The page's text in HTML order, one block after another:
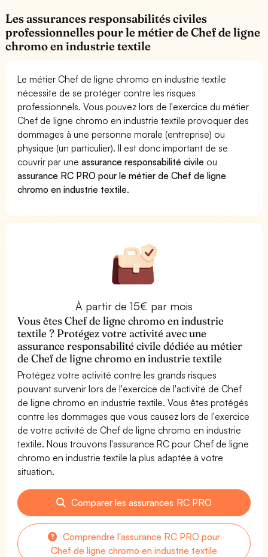
Les assurances responsabilités civiles
professionnelles pour le métier de Chef de ligne
chromo en industrie textile
Le métier Chef de ligne chromo en industrie textile
nécessite de se protéger contre les risques
professionnels. Vous pouvez lors de l'exercice du métier
Chef de ligne chromo en industrie textile provoquer des
dommages à une personne morale (entreprise) ou
physique (un particulier). Il est donc important de se
couvrir par uneassurance responsabilité civile ou
assurance RC PRO pour le métier de Chef de ligne
chromo en industrie textile.
À partir de 15€ par mois
Vous êtes Chef de ligne chromo en industrie
textile ? Protégez votre activité avec une
assurance responsabilité civile dédiée au métier
de Chef de ligne chromo en industrie textile
Protégez votre activité contre les grands risques
pouvant survenir lors de l'exercice de l'activité de Chef
de ligne chromo en industrie textile. Vous êtes protégés
contre les dommages que vous causez lors de l'exercice
de votre activité de Chef de ligne chromo en industrie
textile. Nous trouvons l'assurance RC pour Chef de ligne
chromo en industrie textile la plus adaptée à votre
situation.
Comparer les assurances RC PRO
Comprendre l'assurance RC PRO pour
Chef de ligne chromo en industrie textile